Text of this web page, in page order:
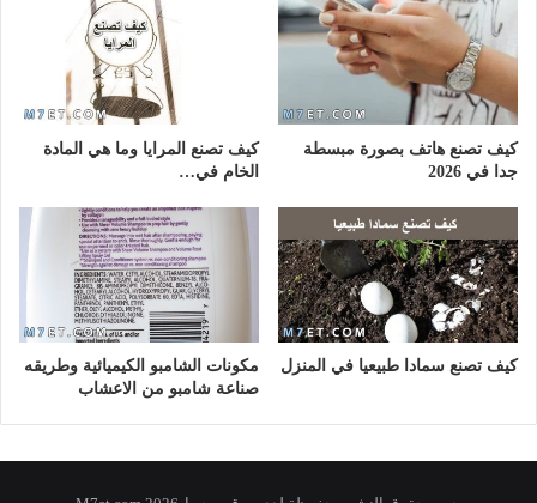
كيف تصنع هاتف بصورة مبسطة
جدا في 2026
كيف تصنع المرايا وما هي المادة
الخام في…
كيف تصنع سمادا طبيعيا في المنزل
مكونات الشامبو الكيميائية وطريقه
صناعة شامبو من الاعشاب